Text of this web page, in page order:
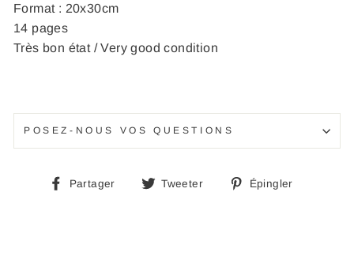
Format : 20x30cm
14 pages
Très bon état / Very good condition
POSEZ-NOUS VOS QUESTIONS
Partager
PartagerTweeter
TweeterÉpingler